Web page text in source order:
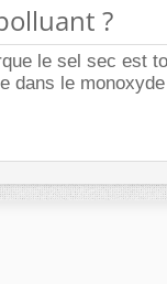
?
le sel sec est
dans le